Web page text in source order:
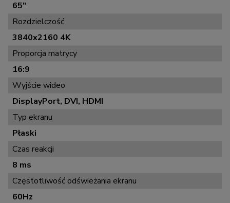
65"
Rozdzielczość
3840x2160 4K
Proporcja matrycy
16:9
Wyjście wideo
DisplayPort, DVI, HDMI
Typ ekranu
Płaski
Czas reakcji
8 ms
Częstotliwość odświeżania ekranu
60Hz